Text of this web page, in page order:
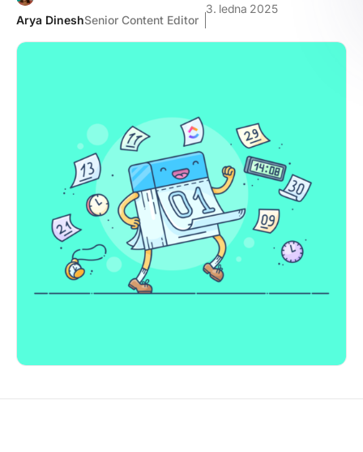
Arya DineshSenior Content Editor
3. ledna 2025